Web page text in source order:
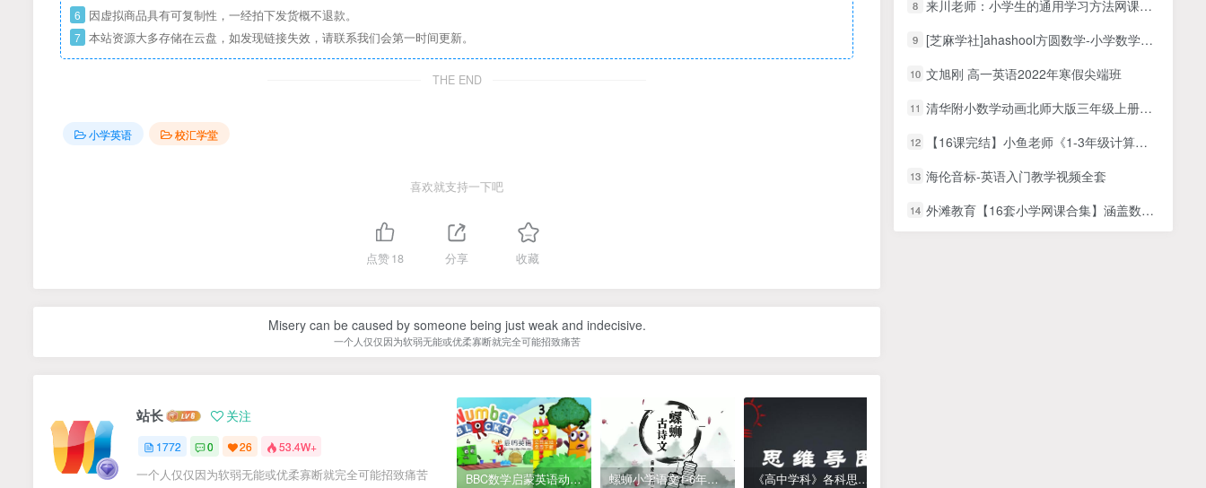
6 因虚拟商品具有可复制性，一经拍下发货概不退款。
7 本站资源大多存储在云盘，如发现链接失效，请联系我们会第一时间更新。
THE END
小学英语 校汇学堂
喜欢就支持一下吧
点赞18 分享 收藏
Misery can be caused by someone being just weak and indecisive.
一个人仅仅因为软弱无能或优柔寡断就完全可能招致痛苦
站长 关注
1772 0 26 53.4W+
一个人仅仅因为软弱无能或优柔寡断就完全可能招致痛苦 BBC数学启蒙英语动画Numberblocks数字积木，全七季共161集，1080P高清视频带英文字幕 螺蛳小学语文1-6年级《小学古诗文》课程视频 《高中学科》各科思维导图
8 来川老师：小学生的通用学习方法网课视频
9 [芝麻学社]ahashool方圆数学-小学数学同步动漫课程
10 文旭刚 高一英语2022年寒假尖端班
11 清华附小数学动画北师大版三年级上册（44集MP4动画视频完整版）
12 【16课完结】小鱼老师《1-3年级计算专题课》MP4视频课程+课件讲义文档百度网盘下载，小学数学计算口算课程
13 海伦音标-英语入门教学视频全套
14 外滩教育【16套小学网课合集】涵盖数学 语文 奥数 历史 写作 编程